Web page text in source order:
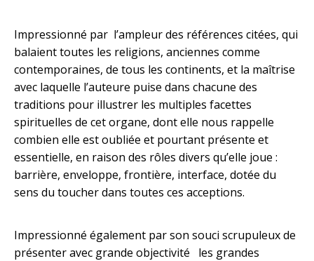
Impressionné par l’ampleur des références citées, qui
balaient toutes les religions, anciennes comme
contemporaines, de tous les continents, et la maîtrise
avec laquelle l’auteure puise dans chacune des
traditions pour illustrer les multiples facettes
spirituelles de cet organe, dont elle nous rappelle
combien elle est oubliée et pourtant présente et
essentielle, en raison des rôles divers qu’elle joue :
barrière, enveloppe, frontière, interface, dotée du
sens du toucher dans toutes ces acceptions.
Impressionné également par son souci scrupuleux de
présenter avec grande objectivité les grandes